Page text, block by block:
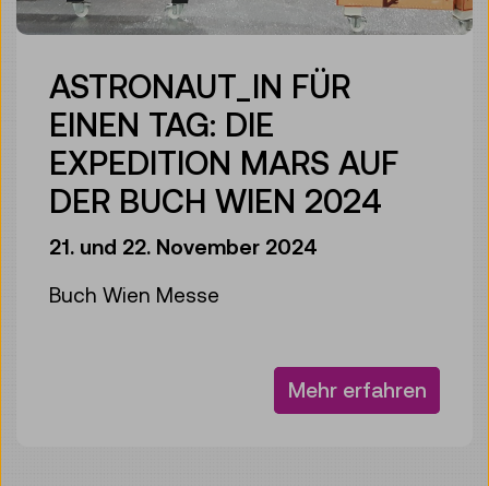
ASTRONAUT_IN FÜR
EINEN TAG: DIE
EXPEDITION MARS AUF
DER BUCH WIEN 2024
21. und 22. November 2024
Buch Wien Messe
Mehr erfahren